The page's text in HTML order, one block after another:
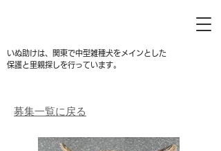
いぬ助けは、関東で中型雑種犬をメインとした
保護と里親探しを行っています。
募集一覧に戻る